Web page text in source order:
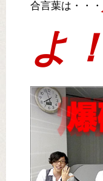
合言葉は・・・
よ